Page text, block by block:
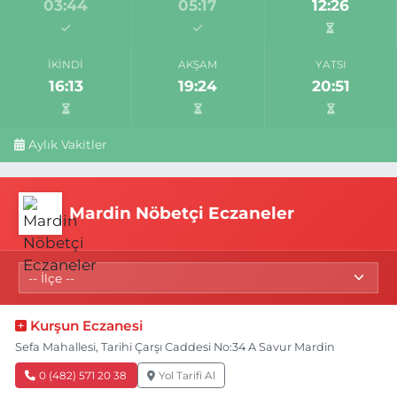
03:44 05:17 12:26
İKINDI
16:13
AKŞAM
19:24
YATSI
20:51
Aylık Vakitler
Mardin Nöbetçi Eczaneler
Kurşun Eczanesi
Sefa Mahallesi, Tarihi Çarşı Caddesi No:34 A Savur Mardin
0 (482) 571 20 38 Yol Tarifi Al